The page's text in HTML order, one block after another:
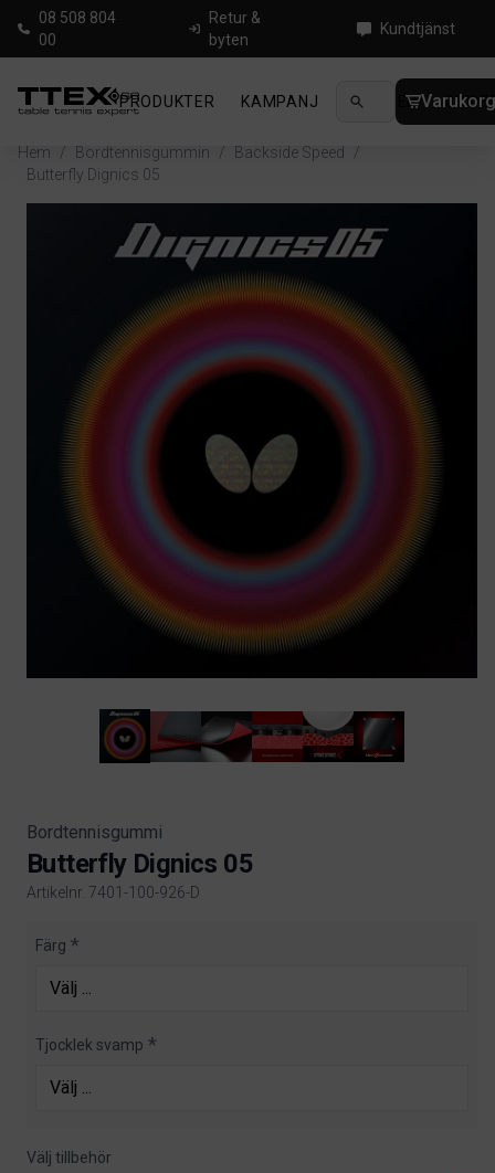
08 508 804
00
Retur &
byten
Kundtjänst
PRODUKTER KAMPANJ NYHETER
Hem / Bordtennisgummin / Backside Speed
/
Butterfly Dignics 05
Bordtennisgummi
Butterfly Dignics 05
Artikelnr. 7401-100-926-D
Färg
Tjocklek svamp
Välj tillbehör